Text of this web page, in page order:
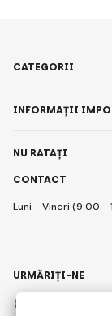
CONTACT
Luni - Vineri (9:00 -
CATEGORII
INFORMAȚII
NU RATAȚI
URMĂRIȚI-NE